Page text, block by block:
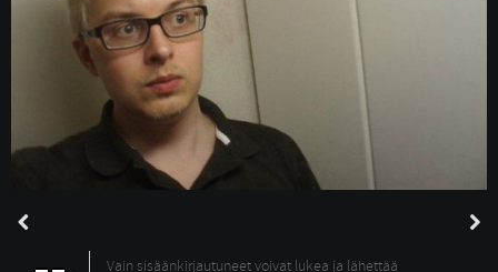
Vain sisäänkirjautuneet voivat lukea ja lähettää